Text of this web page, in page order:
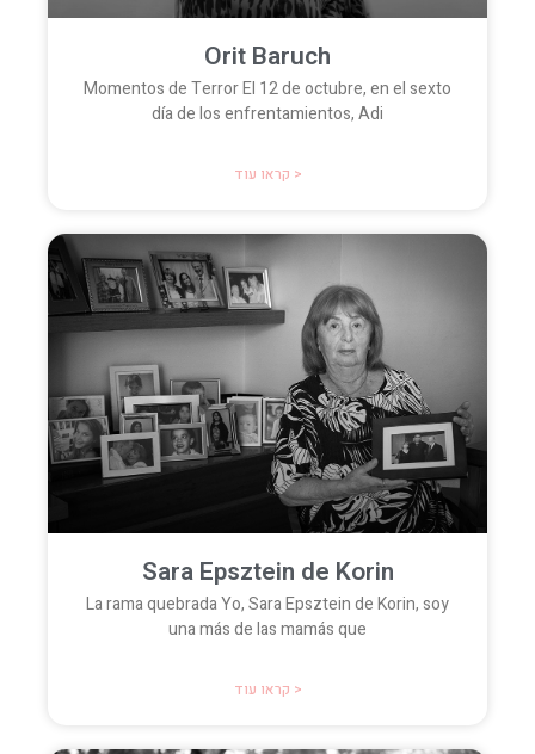
Orit Baruch
Momentos de Terror El 12 de octubre, en el sexto
día de los enfrentamientos, Adi
קראו עוד >
Sara Epsztein de Korin
La rama quebrada Yo, Sara Epsztein de Korin, soy
una más de las mamás que
קראו עוד >